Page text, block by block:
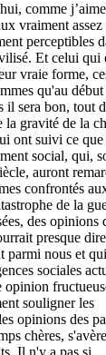
comme
vraiment assez
perceptibles
Et celui qui
vraie forme,
qu'au
sera bon, tout
la gravité de la
ont suivi ce que
social, qui,
auront
confrontés
de la
des opinions
presque
parmi nous et
sociales
opinion
souligner les
opinions des
chères,
Il n'y a pas si